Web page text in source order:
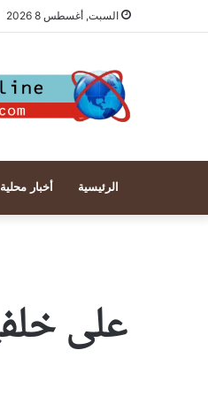
السبت, أغسطس 8 2026
الرئيسية أخبار محلية